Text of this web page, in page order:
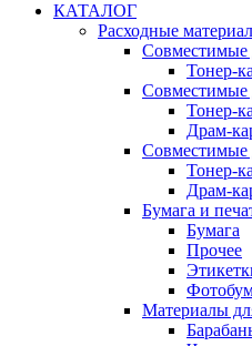
КАТАЛОГ
Расходные
Совместимые
Тонер-
Совместимые
Тонер-
Драм-
Совместимые
Тонер-
Драм-
Бумага и
Бумага
Прочее
Материалы